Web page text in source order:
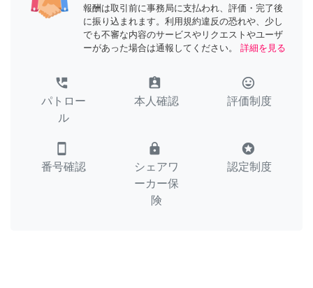
報酬は取引前に事務局に支払われ、評価・完了後
に振り込まれます。利用規約違反の恐れや、少し
でも不審な内容のサービスやリクエストやユーザ
ーがあった場合は通報してください。
詳細を見る
perm_phone_msg
パトロー
ル
assignment_ind
本人確認
tag_faces
評価制度
smartphone
番号確認
lock
シェアワ
ーカー保
険
stars
認定制度